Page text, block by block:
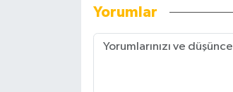
Yorumlar